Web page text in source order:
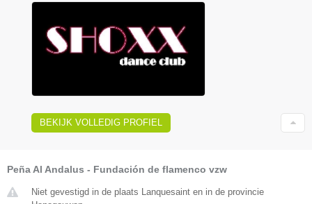
BEKIJK VOLLEDIG PROFIEL
Peña Al Andalus - Fundación de flamenco vzw
Niet gevestigd in de plaats Lanquesaint en in de provincie